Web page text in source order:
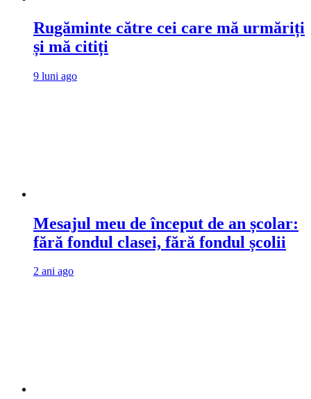
Rugăminte către cei care mă urmăriți
și mă citiți
9 luni ago
Mesajul meu de început de an școlar:
fără fondul clasei, fără fondul școlii
2 ani ago